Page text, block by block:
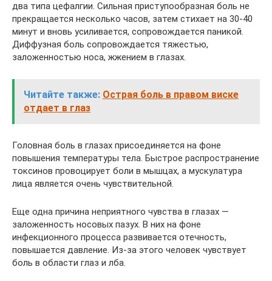
два типа цефалгии. Сильная приступообразная боль не
прекращается несколько часов, затем стихает на 30-40
минут и вновь усиливается, сопровождается паникой.
Диффузная боль сопровождается тяжестью,
заложенностью носа, жжением в глазах.
Читайте также: Острая боль в правом виске
отдает в глаз
Головная боль в глазах присоединяется на фоне
повышения температуры тела. Быстрое распространение
токсинов провоцирует боли в мышцах, а мускулатура
лица является очень чувствительной.
Еще одна причина неприятного чувства в глазах —
заложенность носовых пазух. В них на фоне
инфекционного процесса развивается отечность,
повышается давление. Из-за этого человек чувствует
боль в области глаз и лба.